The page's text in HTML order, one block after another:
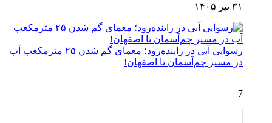
۳۱ تیر ۱۴۰۵
رسوایی آبی در زاینده‌رود؛ معمای گم شدن ۲۵ مترمکعب آب
در مسیر چم‌آسمان تا اصفهان!
7